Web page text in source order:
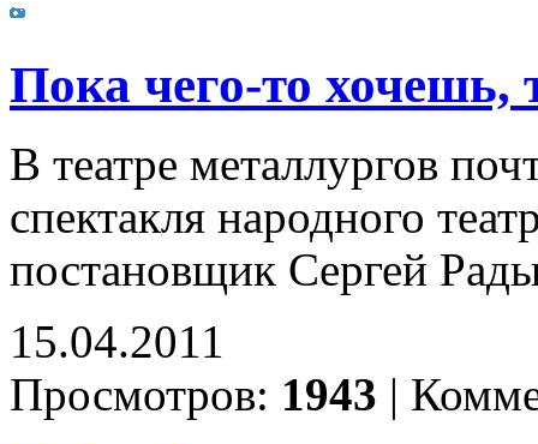
Пока чего-то
В театре металлургов
спектакля народного
постановщик Сергей
15.04.2011
Просмотров: 1943 |